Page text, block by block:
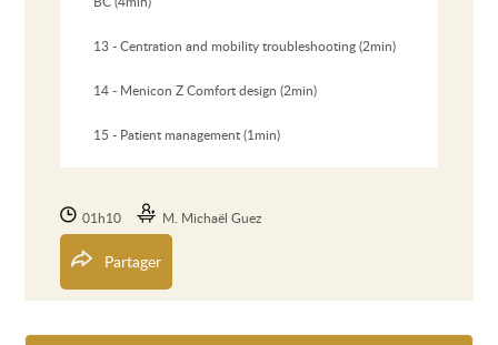
13 - Centration and mobility troubleshooting (2min)
14 - Menicon Z Comfort design (2min)
15 - Patient management (1min)
01h10 M. Michaël Guez
Partager